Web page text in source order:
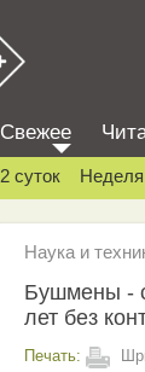
Свежее
2 суток Неделя
Наука и
Бушмены -
лет без
Печать: